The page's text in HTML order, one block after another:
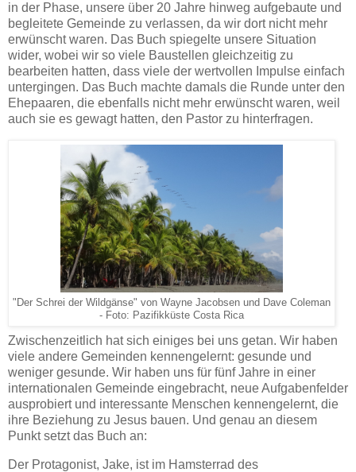
in der Phase, unsere über 20 Jahre hinweg aufgebaute und
begleitete Gemeinde zu verlassen, da wir dort nicht mehr
erwünscht waren. Das Buch spiegelte unsere Situation
wider, wobei wir so viele Baustellen gleichzeitig zu
bearbeiten hatten, dass viele der wertvollen Impulse einfach
untergingen. Das Buch machte damals die Runde unter den
Ehepaaren, die ebenfalls nicht mehr erwünscht waren, weil
auch sie es gewagt hatten, den Pastor zu hinterfragen.
"Der Schrei der Wildgänse" von Wayne Jacobsen und Dave Coleman
- Foto: Pazifikküste Costa Rica
Zwischenzeitlich hat sich einiges bei uns getan. Wir haben
viele andere Gemeinden kennengelernt: gesunde und
weniger gesunde. Wir haben uns für fünf Jahre in einer
internationalen Gemeinde eingebracht, neue Aufgabenfelder
ausprobiert und interessante Menschen kennengelernt, die
ihre Beziehung zu Jesus bauen. Und genau an diesem
Punkt setzt das Buch an:
Der Protagonist, Jake, ist im Hamsterrad des